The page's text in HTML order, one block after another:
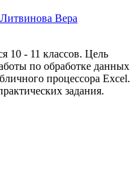
Литвинова Вера
10 - 11 классов. Цель
по обработке данных
процессора Excel.
задания.